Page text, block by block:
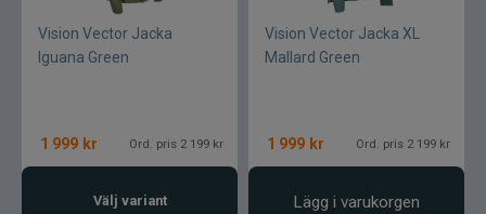
Vision Vector Jacka
Iguana Green
1 999 kr Ord. pris 2 199 kr
Välj variant
Vision Vector Jacka XL
Mallard Green
1 999 kr Ord. pris 2 199 kr
Lägg i varukorgen